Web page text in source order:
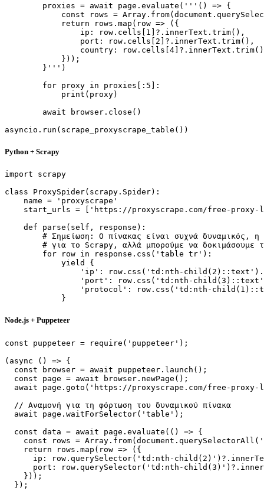
        proxies = await page.evaluate('''() => {
const rows =
            return rows.map(row => ({
                ip: row.cells[1]?.innerText.trim(),
                port: row.cells[2]?.innerText.trim(),
                country: row.cells[4]?.innerText.trim()
            }));
        }''')
        for proxy in proxies[:5]:
            print(proxy)
        await browser.close()
asyncio.run(scrape_proxyscrape_table())
Python + Scrapy
import scrapy
class ProxySpider(scrapy.Spider):
    name = 'proxyscrape'
start_urls = ['https://proxyscrape.com/free-proxy-
    def parse(self, response):
# Σημείωση: Ο πίνακας είναι συχνά δυναμικός,
# για το Scrapy, αλλά μπορούμε να δοκιμάσουμε
        for row in response.css('table tr'):
            yield {
'ip': row.css('td:nth-
'port': row.css('td:nth-
'protocol': row.css('td:nth-
            }
Node.js + Puppeteer
const puppeteer = require('puppeteer');
(async () => {
  const browser = await puppeteer.launch();
  const page = await browser.newPage();
await page.goto('https://proxyscrape.com/free-proxy-
  // Αναμονή για τη φόρτωση του δυναμικού πίνακα
  await page.waitForSelector('table');
  const data = await page.evaluate(() => {
const rows =
    return rows.map(row => ({
ip: row.querySelector('td:nth-
port: row.querySelector('td:nth-
    }));
  });